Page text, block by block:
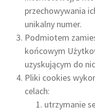
przechowywania
unikalny numer.
Podmiotem
końcowym
uzyskującym do
Pliki cookies
celach:
utrzymanie